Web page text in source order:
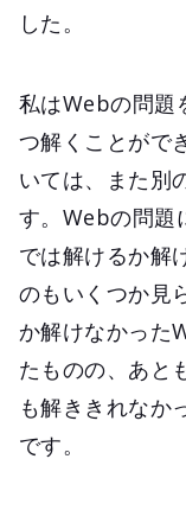
した。
私はWebの問題
つ解くことがで
いては、また別
す。Webの問題
では解けるか解
のもいくつか見
か解けなかった
たものの、あと
も解ききれなか
です。